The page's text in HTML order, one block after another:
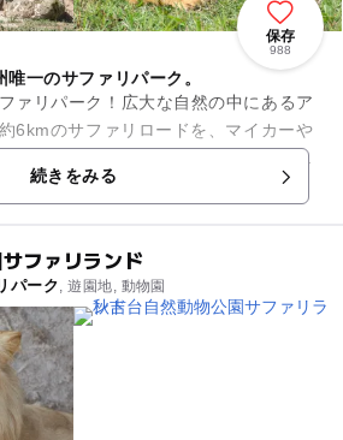
保存
988
一のサファリパーク。
ァリパーク！広大な自然の中にあるア
6kmのサファリロードを、マイカーや
動物ゾーン」とカンガルーやモルモッ
う...
続きをみる
ファリランド
パーク, 遊園地, 動物園